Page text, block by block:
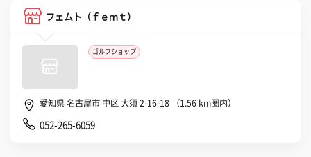
フェムト（ｆｅｍｔ）
ゴルフショップ
愛知県 名古屋市 中区 大須 2-16-18 （1.56 km圏内）
052-265-6059